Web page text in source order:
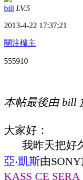
bill LV.5
2013-4-22 17:37:21
關注樓主
555910
本帖最後由 bill
大家好：
我昨天把好
亞‧凱斯由
KASS CE SERA